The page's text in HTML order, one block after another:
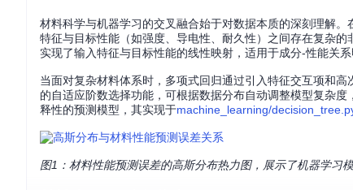
材料科学与机器学习的交叉融合始于对数据本质的深刻理解
特征与目标性能（如强度、导电性、耐久性）之间存在复杂
实现了输入特征与目标性能的线性映射，适用于成分-性能关系
当面对复杂材料体系时，多项式回归通过引入特征交互项和高
的自适应阶数选择功能，可根据数据分布自动调整模型复杂
释性的预测模型，其实现于machine_learning/
图1：材料性能预测误差的高斯分布热力图，展示了机器学习